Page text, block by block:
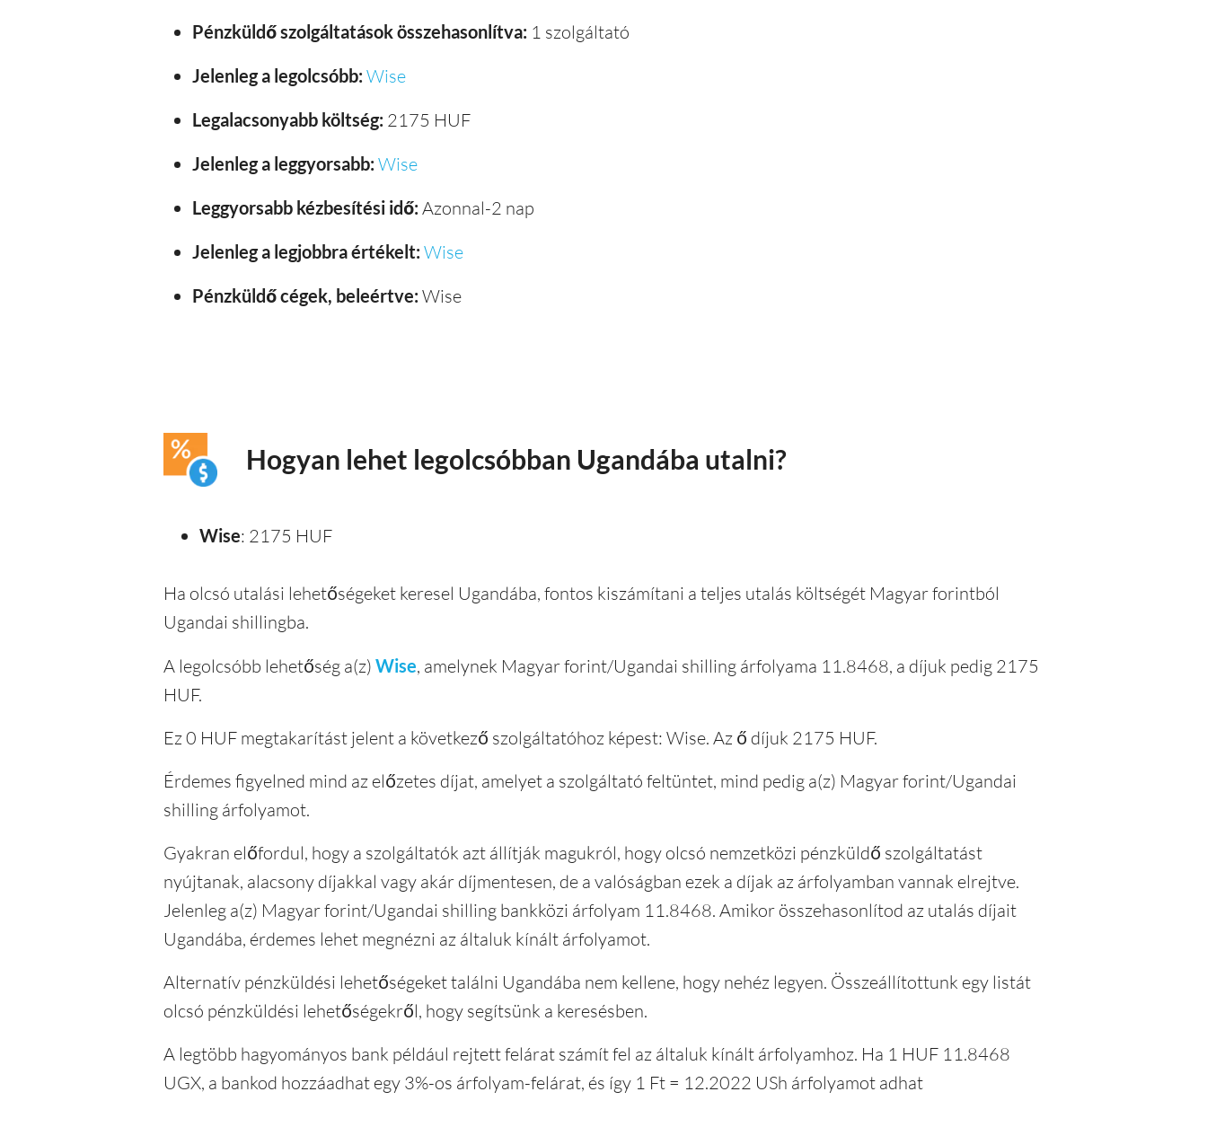
Pénzküldő szolgáltatások összehasonlítva: 1 szolgáltató
Jelenleg a legolcsóbb: Wise
Legalacsonyabb költség: 2175 HUF
Jelenleg a leggyorsabb: Wise
Leggyorsabb kézbesítési idő: Azonnal-2 nap
Jelenleg a legjobbra értékelt: Wise
Pénzküldő cégek, beleértve: Wise
Hogyan lehet legolcsóbban Ugandába utalni?
Wise: 2175 HUF
Ha olcsó utalási lehetőségeket keresel Ugandába, fontos kiszámítani a teljes utalás költségét Magyar forintból
Ugandai shillingba.
A legolcsóbb lehetőség a(z) Wise, amelynek Magyar forint/Ugandai shilling árfolyama 11.8468, a díjuk pedig 2175
HUF.
Ez 0 HUF megtakarítást jelent a következő szolgáltatóhoz képest: Wise. Az ő díjuk 2175 HUF.
Érdemes figyelned mind az előzetes díjat, amelyet a szolgáltató feltüntet, mind pedig a(z) Magyar forint/Ugandai
shilling árfolyamot.
Gyakran előfordul, hogy a szolgáltatók azt állítják magukról, hogy olcsó nemzetközi pénzküldő szolgáltatást
nyújtanak, alacsony díjakkal vagy akár díjmentesen, de a valóságban ezek a díjak az árfolyamban vannak elrejtve.
Jelenleg a(z) Magyar forint/Ugandai shilling bankközi árfolyam 11.8468. Amikor összehasonlítod az utalás díjait
Ugandába, érdemes lehet megnézni az általuk kínált árfolyamot.
Alternatív pénzküldési lehetőségeket találni Ugandába nem kellene, hogy nehéz legyen. Összeállítottunk egy listát
olcsó pénzküldési lehetőségekről, hogy segítsünk a keresésben.
A legtöbb hagyományos bank például rejtett felárat számít fel az általuk kínált árfolyamhoz. Ha 1 HUF 11.8468
UGX, a bankod hozzáadhat egy 3%-os árfolyam-felárat, és így 1 Ft = 12.2022 USh árfolyamot adhat